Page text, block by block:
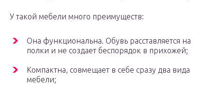
У такой мебели много преимуществ:
Она функциональна. Обувь расставляется на
полки и не создает беспорядок в прихожей;
Компактна, совмещает в себе сразу два вида
мебели;